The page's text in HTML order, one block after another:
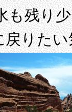
も残り
りたい